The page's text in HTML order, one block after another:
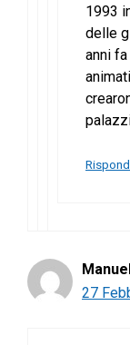
1993
delle
anni
27